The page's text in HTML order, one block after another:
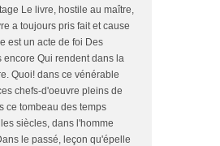
Le livre, hostile au maître,
a toujours pris fait et cause
est un acte de foi Des
Qui rendent dans la
Quoi! dans ce vénérable
chefs-d'oeuvre pleins de
ce tombeau des temps
siècles, dans l'homme
le passé, leçon qu'épelle